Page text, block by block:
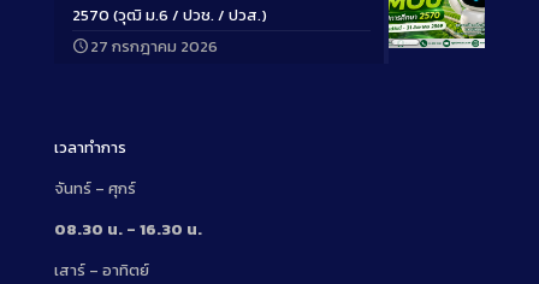
Long
2570 (วุฒิ ม.6 / ปวช. / ปวส.)
27 กรกฎาคม 2026
เวลาทำการ
จันทร์ – ศุกร์
08.30 น. – 16.30 น.
เสาร์ – อาทิตย์